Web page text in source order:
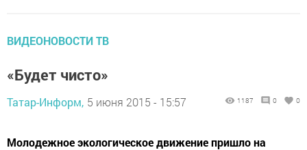
ВИДЕОНОВОСТИ ТВ
«Будет чисто»
Татар-Информ, 5 июня 2015 - 15:57 1187 0 0
Молодежное экологическое движение пришло на